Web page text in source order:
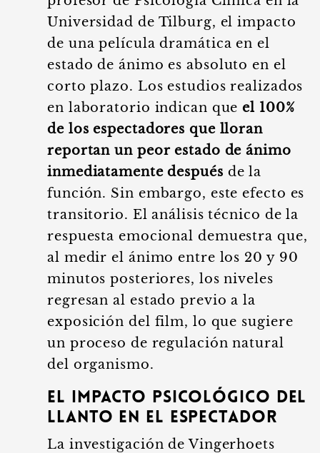
Universidad de Tilburg, el impacto
de una película dramática en el
estado de ánimo es absoluto en el
corto plazo. Los estudios realizados
en laboratorio indican queel 100%
de los espectadores que lloran
reportan un peor estado de ánimo
inmediatamente después de la
función. Sin embargo, este efecto es
transitorio. El análisis técnico de la
respuesta emocional demuestra que,
al medir el ánimo entre los 20 y 90
minutos posteriores, los niveles
regresan al estado previo a la
exposición del film, lo que sugiere
un proceso de regulación natural
del organismo.
El impacto psicológico del
llanto en el espectador
La investigación de Vingerhoets